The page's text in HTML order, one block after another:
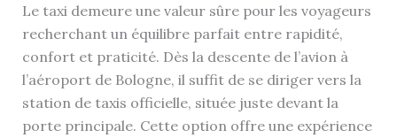
Le taxi demeure une valeur sûre pour les voyageurs
recherchant un équilibre parfait entre rapidité,
confort et praticité. Dès la descente de l’avion à
l’aéroport de Bologne, il suffit de se diriger vers la
station de taxis officielle, située juste devant la
porte principale. Cette option offre une expérience